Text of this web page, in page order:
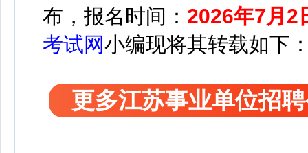
布， 报名时间： 2026年7月2
考试网小编现将其转载如下
更多江苏事业单位招